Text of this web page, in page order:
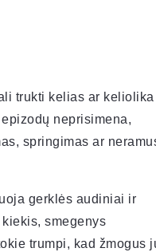
trukti kelias ar keliolika
neprisimena,
springimas ar
gerklės audiniai ir
smegenys
trumpi, kad žmogus